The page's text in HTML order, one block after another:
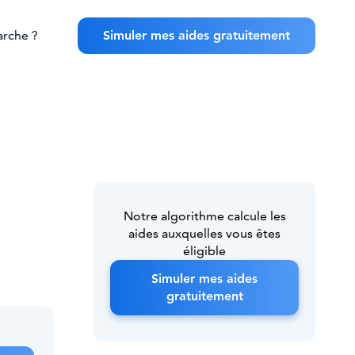
? Simuler mes aides gratuitement
Notre algorithme calcule les
aides auxquelles vous êtes
éligible
Simuler mes aides
gratuitement